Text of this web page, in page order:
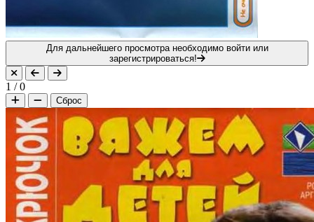
Для дальнейшего просмотра необходимо войти или
зарегистрироваться!
1 /0
Сброс